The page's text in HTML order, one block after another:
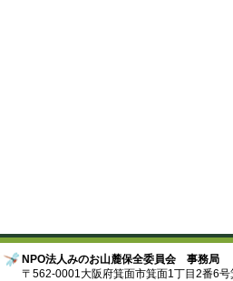
NPO法人みのお山麓保全委員会 事務局
〒562-0001大阪府箕面市箕面1丁目2番6